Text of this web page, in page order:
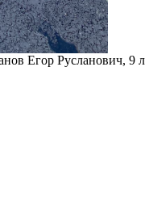
Егор Русланович, 9